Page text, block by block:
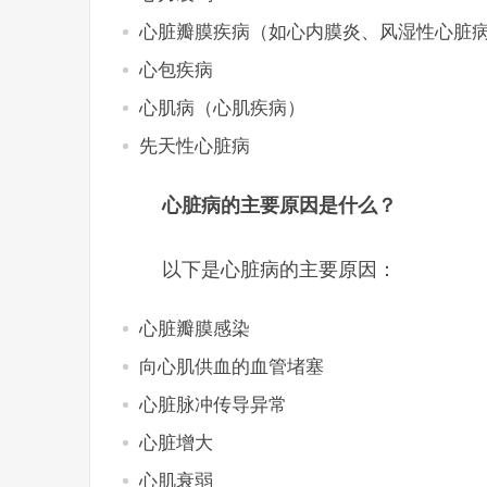
心脏瓣膜疾病（如心内膜炎、风湿性心脏
心包疾病
心肌病（心肌疾病）
先天性心脏病
心脏病的主要原因是什么？
以下是心脏病的主要原因：
心脏瓣膜感染
向心肌供血的血管堵塞
心脏脉冲传导异常
心脏增大
心肌衰弱